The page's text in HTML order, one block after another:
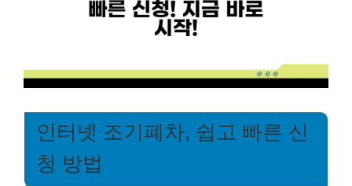
인터넷 조기폐차, 쉽고 빠른 신
청 방법